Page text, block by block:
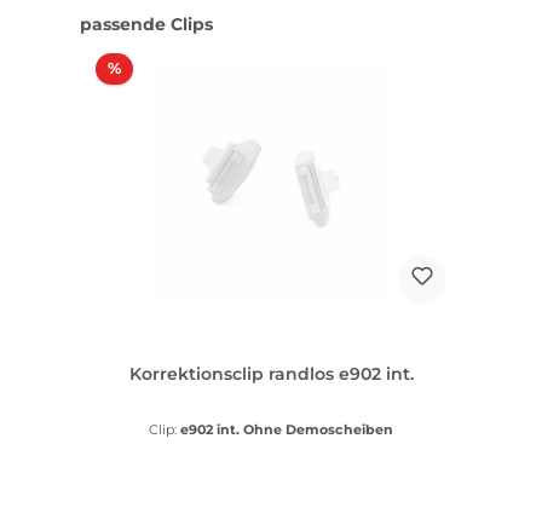
Produktgalerie überspringen
passende Clips
%Rabatt
Korrektionsclip randlos e902 int.
Clip: e902 int. Ohne Demoscheiben